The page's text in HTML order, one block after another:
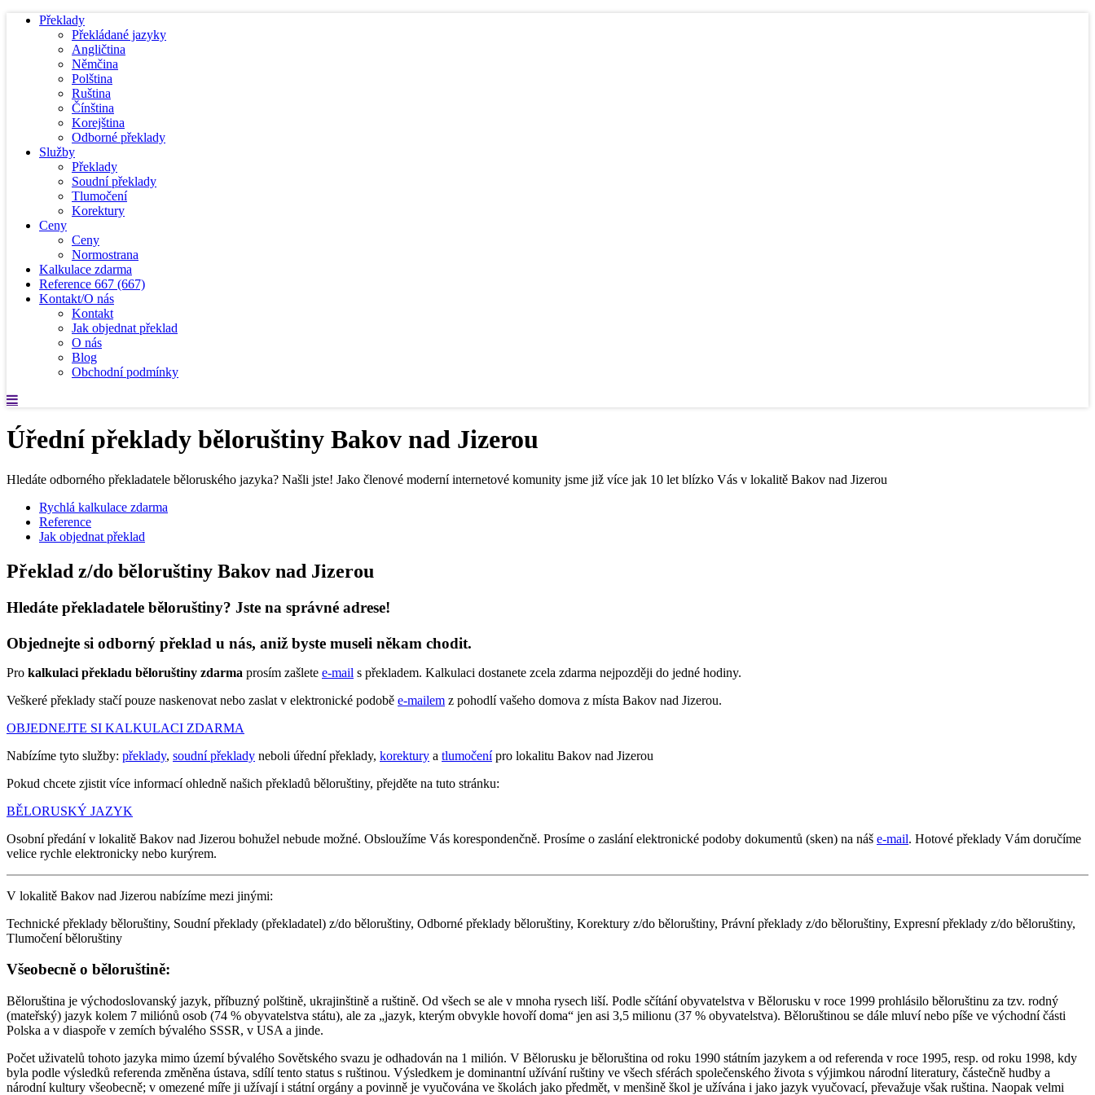
Překlady
Překládané jazyky
Angličtina
Němčina
Polština
Ruština
Čínština
Korejština
Odborné překlady
Služby
Překlady
Soudní překlady
Tlumočení
Korektury
Ceny
Ceny
Normostrana
Kalkulace zdarma
Reference 667 (667)
Kontakt/O nás
Kontakt
Jak objednat překlad
O nás
Blog
Obchodní podmínky
Úřední překlady běloruštiny Bakov nad Jizerou
Hledáte odborného překladatele běloruského jazyka? Našli jste! Jako členové moderní internetové komunity jsme již více jak 10 let blízko Vás v lokalitě Bakov nad Jizerou
Rychlá kalkulace zdarma
Reference
Jak objednat překlad
Překlad z/do běloruštiny Bakov nad Jizerou
Hledáte překladatele běloruštiny? Jste na správné adrese!
Objednejte si odborný překlad u nás, aniž byste museli někam chodit.
Pro kalkulaci překladu běloruštiny zdarma prosím zašlete e-mail s překladem. Kalkulaci dostanete zcela zdarma nejpozději do jedné hodiny.
Veškeré překlady stačí pouze naskenovat nebo zaslat v elektronické podobě e-mailem z pohodlí vašeho domova z místa Bakov nad Jizerou.
OBJEDNEJTE SI KALKULACI ZDARMA
Nabízíme tyto služby: překlady, soudní překlady neboli úřední překlady, korektury a tlumočenípro lokalitu Bakov nad Jizerou
Pokud chcete zjistit více informací ohledně našich překladů běloruštiny, přejděte na tuto stránku:
BĚLORUSKÝ JAZYK
Osobní předání v lokalitě Bakov nad Jizerou bohužel nebude možné. Obsloužíme Vás korespondenčně. Prosíme o zaslání elektronické podoby dokumentů (sken) na náš e-mail. Hotové překlady Vám doručíme
velice rychle elektronicky nebo kurýrem.
V lokalitě Bakov nad Jizerou nabízíme mezi jinými:
Technické překlady běloruštiny, Soudní překlady (překladatel) z/do běloruštiny, Odborné překlady běloruštiny, Korektury z/do běloruštiny, Právní překlady z/do běloruštiny, Expresní překlady z/do běloruštiny,
Tlumočení běloruštiny
Všeobecně o běloruštině:
Běloruština je východoslovanský jazyk, příbuzný polštině, ukrajinštině a ruštině. Od všech se ale v mnoha rysech liší. Podle sčítání obyvatelstva v Bělorusku v roce 1999 prohlásilo běloruštinu za tzv. rodný
(mateřský) jazyk kolem 7 miliónů osob (74 % obyvatelstva státu), ale za „jazyk, kterým obvykle hovoří doma“ jen asi 3,5 milionu (37 % obyvatelstva). Běloruštinou se dále mluví nebo píše ve východní části
Polska a v diaspoře v zemích bývalého SSSR, v USA a jinde.
Počet uživatelů tohoto jazyka mimo území bývalého Sovětského svazu je odhadován na 1 milión. V Bělorusku je běloruština od roku 1990 státním jazykem a od referenda v roce 1995, resp. od roku 1998, kdy
byla podle výsledků referenda změněna ústava, sdílí tento status s ruštinou. Výsledkem je dominantní užívání ruštiny ve všech sférách společenského života s výjimkou národní literatury, částečně hudby a
národní kultury všeobecně; v omezené míře ji užívají i státní orgány a povinně je vyučována ve školách jako předmět, v menšině škol je užívána i jako jazyk vyučovací, převažuje však ruština. Naopak velmi